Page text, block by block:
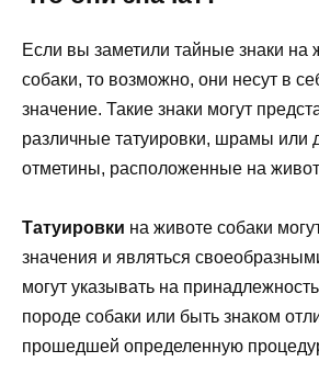
Если вы заметили тайные знаки на
собаки, то возможно, они несут в
значение. Такие знаки могут
различные татуировки, шрамы или
отметины, расположенные на
Татуировки на животе собаки
значения и являться
могут указывать на
породе собаки или быть знаком
прошедшей определенную